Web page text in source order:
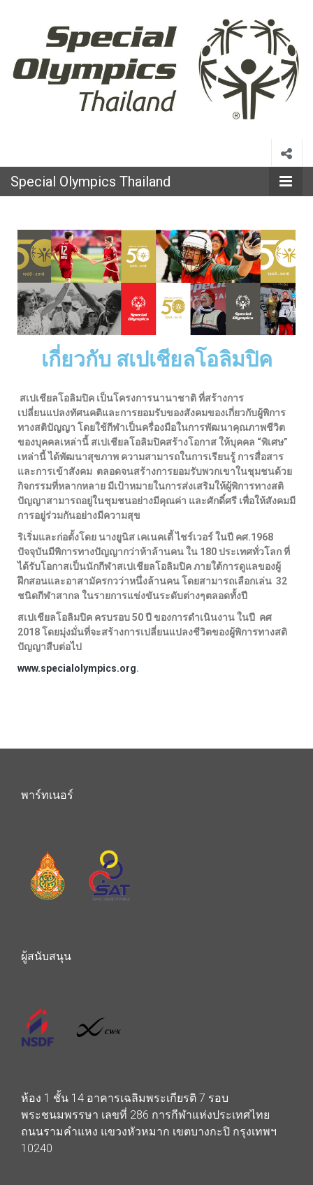
Olympics
Special Olympics Thailand
เกี่ยวกับ สเปเชียลโอลิมปิค
สเปเชียลโอลิมปิค เป็นโครงการนานาชาติ ที่สร้างการ
เปลี่ยนแปลงทัศนคติและการยอมรับของสังคมของเกี่ยวกับผู้พิการ
ทางสติปัญญา โดยใช้กีฬาเป็นครื่องมือในการพัฒนาคุณภาพชีวิต
ของบุคคลเหล่านี้ สเปเชียลโอลิมปิคสร้างโอกาส ให้บุคคล “พิเศษ”
เหล่านี้ ได้พัฒนาสุขภาพ ความสามารถในการเรียนรู้ การสื่อสาร
และการเข้าสังคม ตลอดจนสร้างการยอมรับพวกเขาในชุมชนด้วย
กิจกรรมที่หลากหลาย มีเป้าหมายในการส่งเสริมให้ผู้พิการทางสติ
ปัญญาสามารถอยู่ในชุมชนอย่างมีคุณค่า และศักดิ์ศรี เพื่อให้สังคมมี
การอยู่ร่วมกันอย่างมีความสุข
ริเริ่มและก่อตั้งโดย นางยูนิส เคเนคเดี้ ไชร์เวอร์ ในปี คศ.1968
ปัจจุบันมีพิการทางปัญญากว่าห้าล้านคน ใน 180 ประเทศทั่วโลก ที่
ได้รับโอกาสเป็นนักกีฬาสเปเชียลโอลิมปิค ภายใต้การดูแลของผู้
ฝึกสอนและอาสามัครกวว่าหนึ่งล้านคน โดยสามารถเลือกเล่น 32
ชนิดกีฬาสากล ในรายการแข่งขันระดับต่างๆตลอดทั้งปี
สเปเชียลโอลิมปิค ครบรอบ 50 ปี ของการดำเนินงาน ในปี คศ
2018 โดยมุ่งมั่นที่จะสร้างการเปลี่ยนแปลงชีวิตของผู้พิการทางสติ
ปัญญาสืบต่อไป
www.specialolympics.org.
พาร์ทเนอร์
ผู้สนับสนุน
ห้อง 1 ชั้น 14 อาคารเฉลิมพระเกียรติ 7 รอบ
พระชนมพรรษา เลขที่ 286 การกีฬาแห่งประเทศไทย
ถนนรามคำแหง แขวงหัวหมาก เขตบางกะปิ กรุงเทพฯ
10240